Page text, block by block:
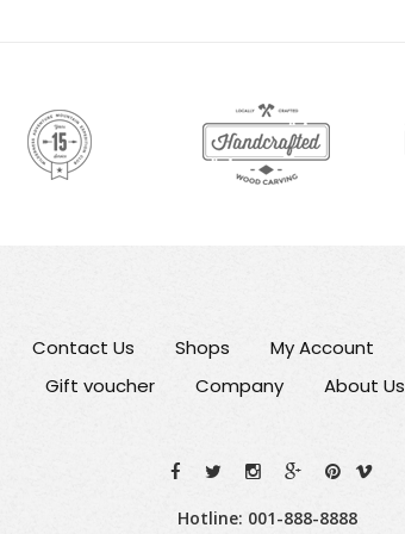
Contact Us Shops My Account
Gift voucher
Company About Us
Hotline: 001-888-8888